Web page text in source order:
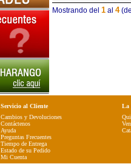
Mostrando del 1 al 4(de
Servicio al Cliente
Cambios y Devoluciones
Contáctenos
Ayuda
Preguntas Frecuentes
Tiempo de Entrega
Estado de su Pedido
Mi Cuenta
La